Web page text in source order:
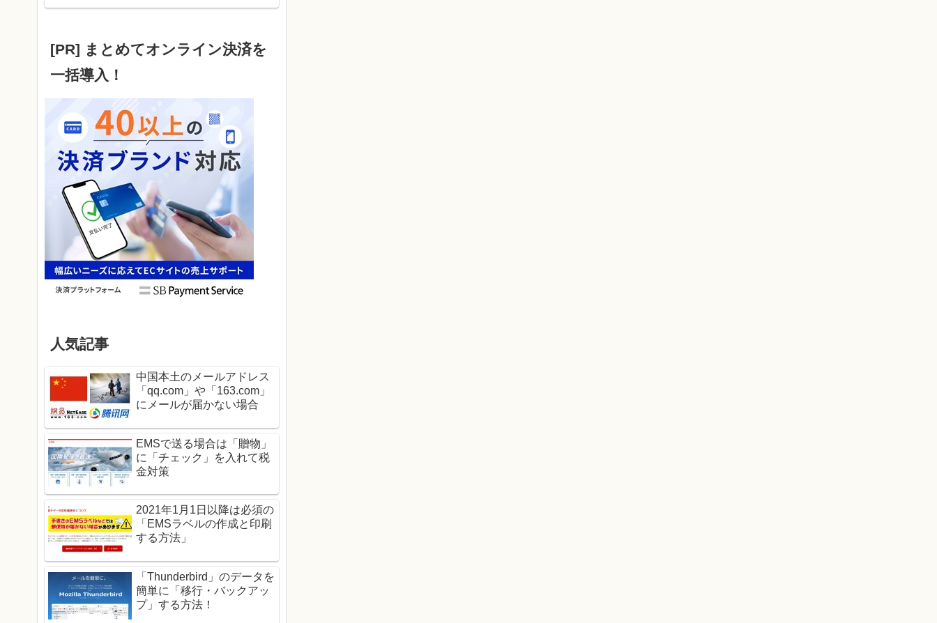
[PR] まとめてオンライン決済を
一括導入！
人気記事
中国本土のメールアドレス
「qq.com」や「163.com」
にメールが届かない場合
EMSで送る場合は「贈物」
に「チェック」を入れて税
金対策
2021年1月1日以降は必須の
「EMSラベルの作成と印刷
する方法」
「Thunderbird」のデータを
簡単に「移行・バックアッ
プ」する方法！